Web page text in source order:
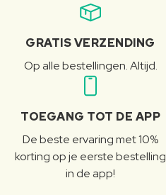
GRATIS VERZENDING
Op alle bestellingen. Altijd.
TOEGANG TOT DE APP
De beste ervaring met 10%
korting op je eerste bestelling
in de app!